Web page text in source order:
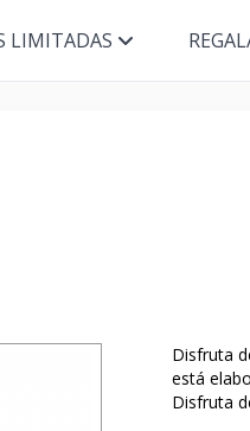
LIMITADAS
Disfruta
está
Disfruta